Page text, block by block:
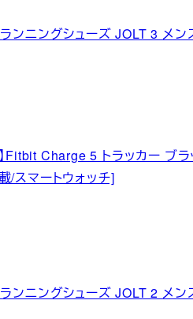
ンニングシューズ JOLT 3 メ
Fitbit Charge 5 トラッカー ブ
/スマートウォッチ]
ンニングシューズ JOLT 2 メ